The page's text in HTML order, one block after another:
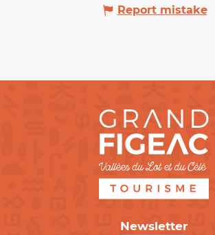
Report mistake
Newsletter